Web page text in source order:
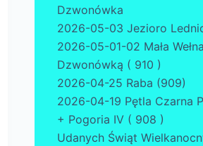
Dzwonówka
2026-05-03 Jezioro
2026-05-01-02 Mała
Dzwonówką ( 910 )
2026-04-25 Raba (909)
2026-04-19 Pętla Czarna
+ Pogoria IV ( 908 )
Udanych Świąt